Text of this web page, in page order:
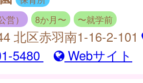
）
8か月〜 〜就学前
北区赤羽南1-16-2-101
Webサイト